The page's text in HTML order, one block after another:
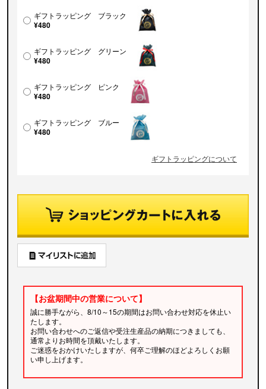
ギフトラッピング ブラック
¥480
ギフトラッピング グリーン
¥480
ギフトラッピング ピンク
¥480
ギフトラッピング ブルー
¥480
ギフトラッピングについて
【お盆期間中の営業について】
誠に勝手ながら、8/10～15の期間はお問い合わせ対応を休止い
たします。
お問い合わせへのご返信や受注生産品の納期につきましても、
通常よりお時間を頂戴いたします。
ご迷惑をおかけいたしますが、何卒ご理解のほどよろしくお願
い申し上げます。